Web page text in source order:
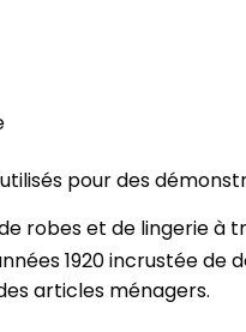
pour des
robes et de lingerie à
1920 incrustée de
articles ménagers.